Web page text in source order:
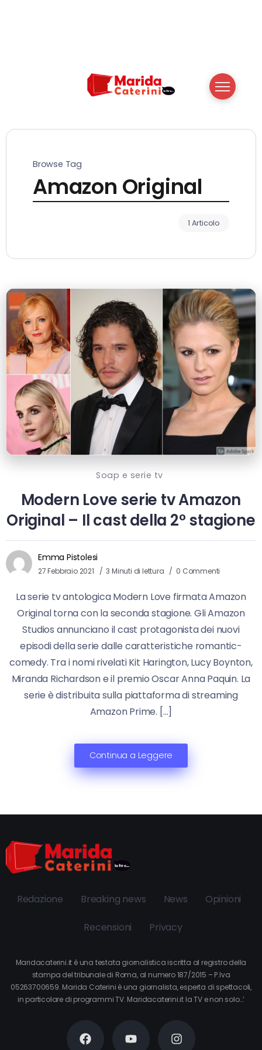
Browse Tag
Amazon Original
1 Articolo
Soap e serie tv
Modern Love serie tv Amazon
Original – Il cast della 2° stagione
Emma Pistolesi
27 Febbraio 2021 3 Minuti di lettura 0 Commenti
La serie tv antologica Modern Love firmata Amazon
Original torna con la seconda stagione. Gli Amazon
Studios annunciano il cast protagonista dei nuovi
episodi della serie dalle caratteristiche romantic-
comedy. Tra i nomi rivelati Kit Harington, Lucy Boynton,
Miranda Richardson e il premio Oscar Anna Paquin. La
serie è distribuita sulla piattaforma di streaming
Amazon Prime. […]
Continua a Leggere
Redazione Breaking news News Opinioni
Recensioni Privacy
Maridacaterini.it è una testata giornalistica iscritta al registro della
stampa del tribunale di Roma, al numero 187/2015 – P.Iva
05263700659. Marida Caterini è una giornalista, esperta di spettacoli,
in particolare di programmi TV. Maridacaterini.it la TV e non solo…’